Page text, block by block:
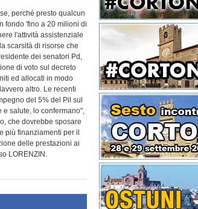
perché presto qualcun
fondo 'fino a 20 milioni di
l'attività assistenziale
scarsità di risorse che
dei senatori Pd,
di voto sul decreto
ed allocati in modo
altro. Le recenti
del 5% del Pil sul
salute, lo confermano",
che dovrebbe sposare
più finanziamenti per il
delle prestazioni ai
LORENZIN